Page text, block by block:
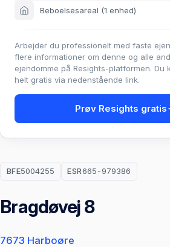
BFE5004255 ESR665-979386
Bragdøvej 8
7673 Harboøre
Beboelsesareal (1 enhed)
Arbejder du professionelt med faste
flere informationer om denne og alle
ejendomme på Resights-platformen. Du
helt gratis via nedenstående link.
Prøv Resights gratis